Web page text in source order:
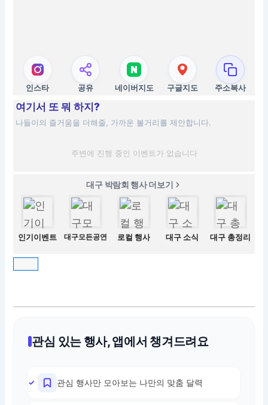
인스타 공유 네이버지도 구글지도 주소복사
여기서 또 뭐 하지?
나들이의 즐거움을 더해줄, 가까운 볼거리를 제안합니다.
주변에 진행 중인 이벤트가 없습니다
대구 박람회 행사 더보기
인기이벤트 대구모든공연 로컬 행사 대구 소식 대구 총정리
관심 있는 행사, 앱에서 챙겨드려요
관심 행사만 모아보는 나만의 맞춤 달력